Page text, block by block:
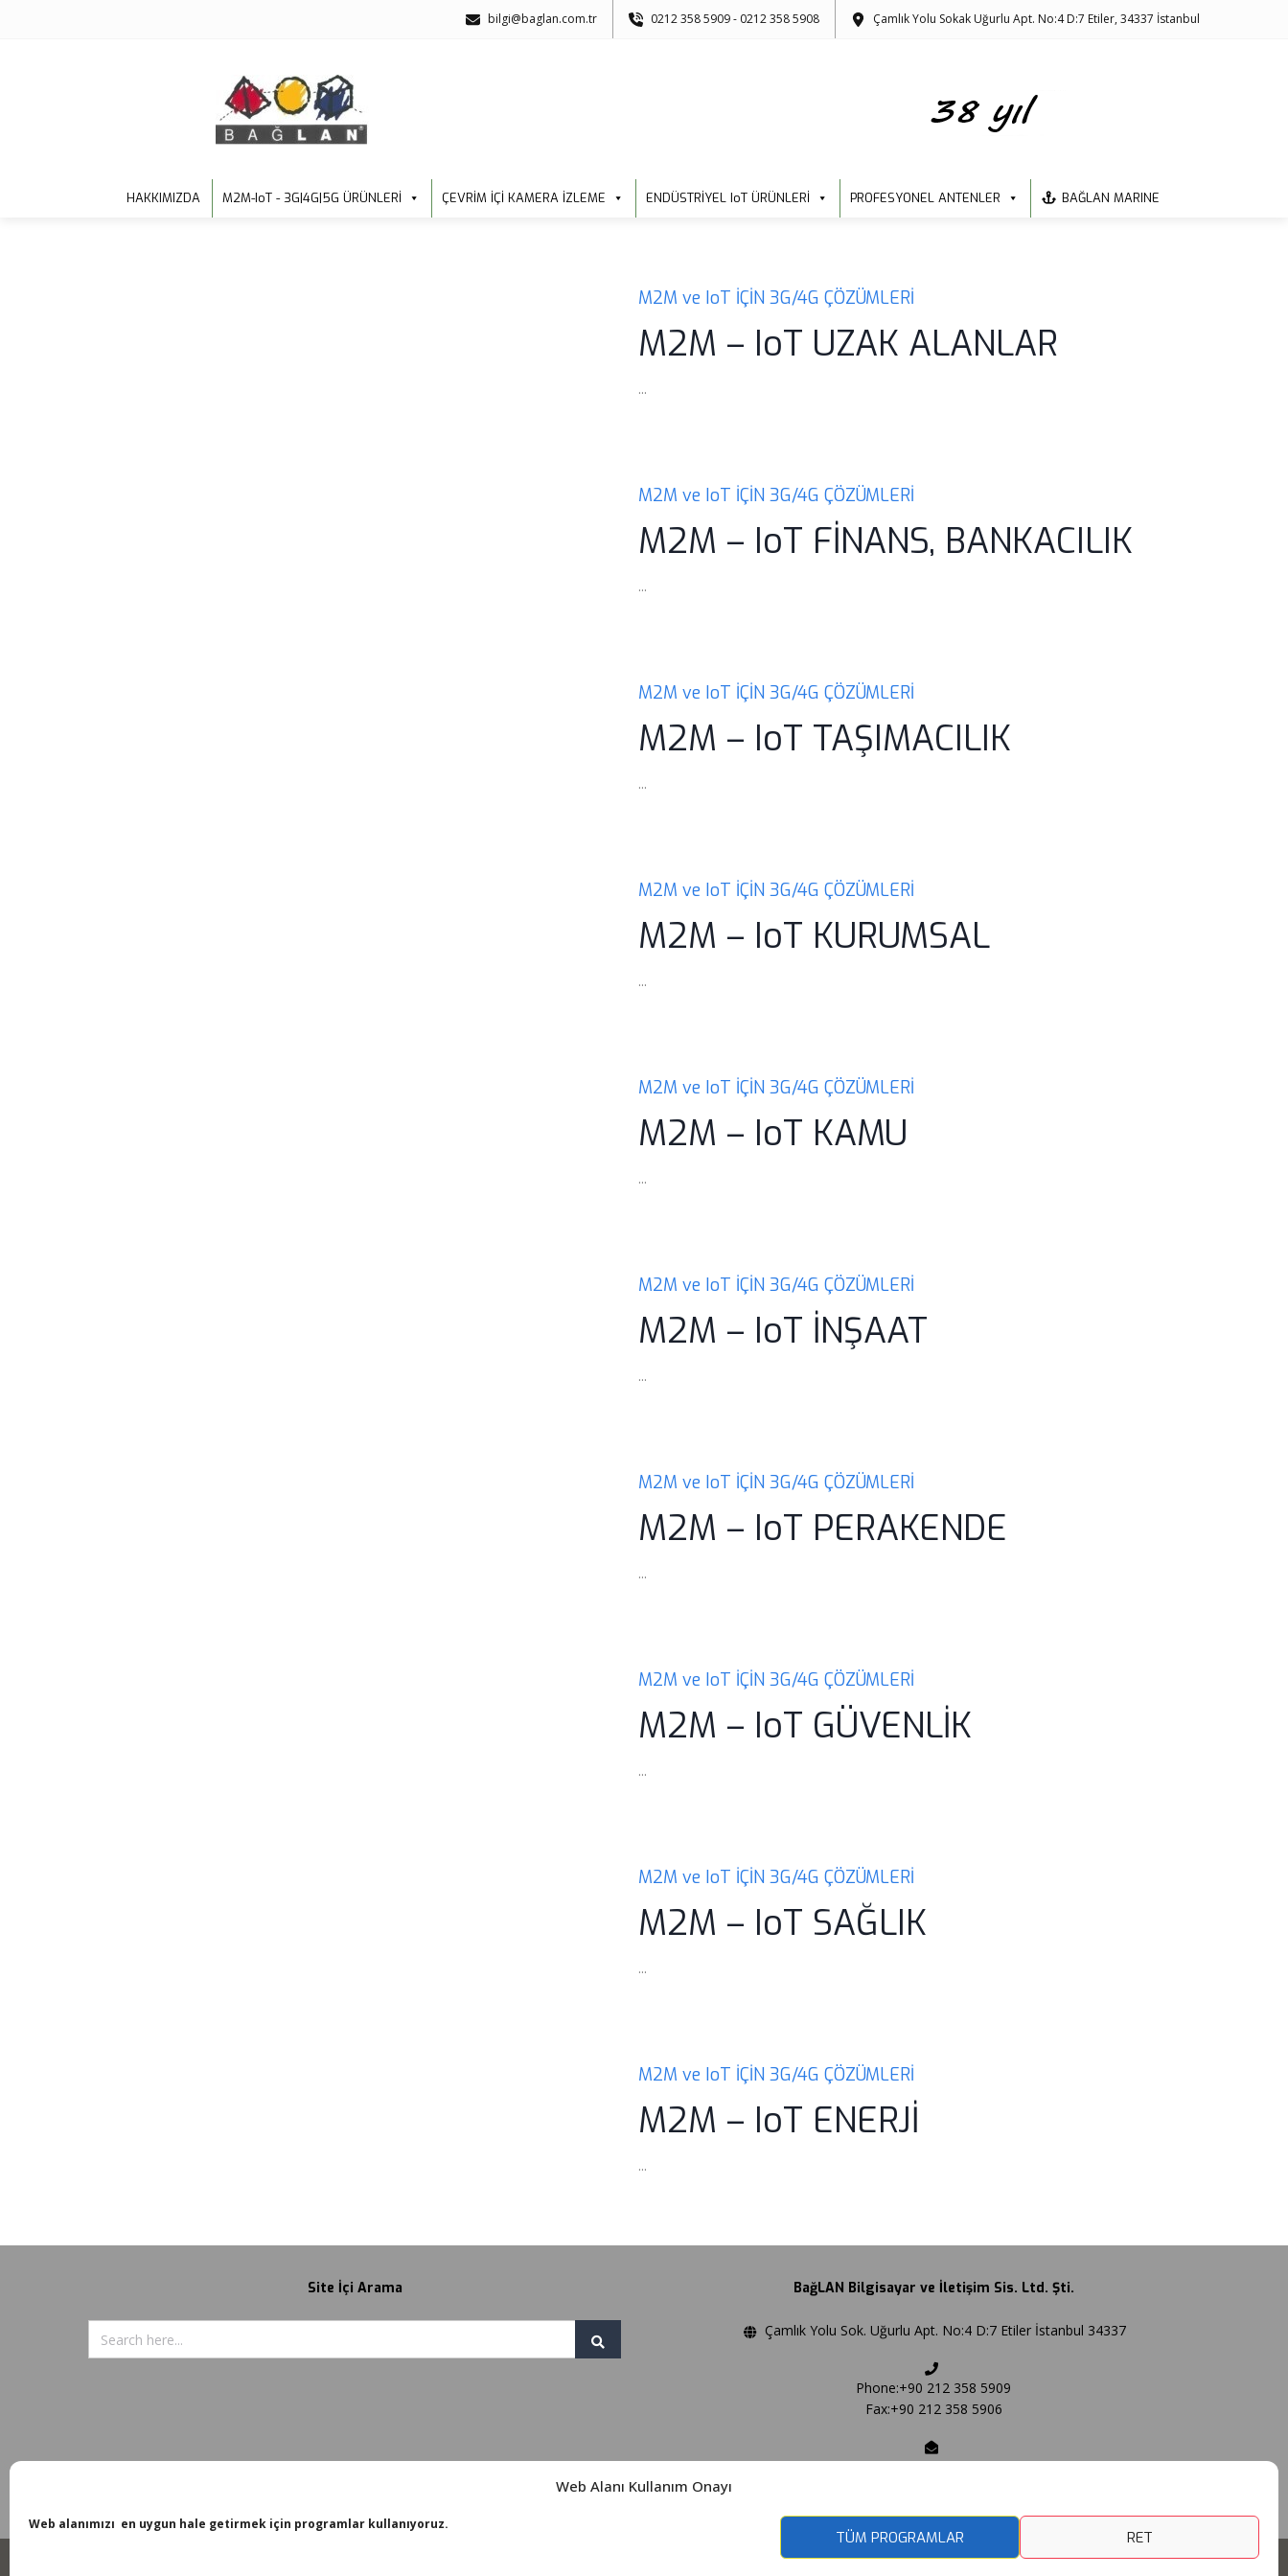
Web Alanı Kullanım Onayı
Web alanımızı en uygun hale getirmek için programlar kullanıyoruz.
TÜM PROGRAMLAR RET
bilgi@baglan.com.tr 0212 358 5909 - 0212 358 5908 Çamlık Yolu Sokak Uğurlu Apt. No:4 D:7 Etiler, 34337 İstanbul
HAKKIMIZDA M2M-IoT - 3G|4G|5G ÜRÜNLERİ ÇEVRİM İÇİ KAMERA İZLEME ENDÜSTRİYEL IoT ÜRÜNLERİ PROFESYONEL ANTENLER BAĞLAN MARINE
M2M ve IoT İÇİN 3G/4G ÇÖZÜMLERİ
M2M – IoT UZAK ALANLAR
...
M2M ve IoT İÇİN 3G/4G ÇÖZÜMLERİ
M2M – IoT FİNANS, BANKACILIK
...
M2M ve IoT İÇİN 3G/4G ÇÖZÜMLERİ
M2M – IoT TAŞIMACILIK
...
M2M ve IoT İÇİN 3G/4G ÇÖZÜMLERİ
M2M – IoT KURUMSAL
...
M2M ve IoT İÇİN 3G/4G ÇÖZÜMLERİ
M2M – IoT KAMU
...
M2M ve IoT İÇİN 3G/4G ÇÖZÜMLERİ
M2M – IoT İNŞAAT
...
M2M ve IoT İÇİN 3G/4G ÇÖZÜMLERİ
M2M – IoT PERAKENDE
...
M2M ve IoT İÇİN 3G/4G ÇÖZÜMLERİ
M2M – IoT GÜVENLİK
...
M2M ve IoT İÇİN 3G/4G ÇÖZÜMLERİ
M2M – IoT SAĞLIK
...
M2M ve IoT İÇİN 3G/4G ÇÖZÜMLERİ
M2M – IoT ENERJİ
...
Site İçi Arama BağLAN Bilgisayar ve İletişim Sis. Ltd. Şti.
Çamlık Yolu Sok. Uğurlu Apt. No:4 D:7 Etiler İstanbul 34337
Phone:+90 212 358 5909
Fax:+90 212 358 5906
Email:bilgi@baglan.com.tr
© Copyright 2026. BağLAN Bilgisayar ve İletişim Sistemleri Ltd. Şti.